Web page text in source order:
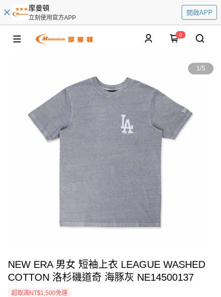
摩曼頓
立刻使用官方APP
開啟APP
0
1/5
NEW ERA 男女 短袖上衣 LEAGUE WASHED
COTTON 洛杉磯道奇 海豚灰 NE14500137
超取滿NT$1,500免運